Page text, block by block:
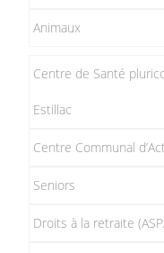
Animaux
Centre de Santé
Estillac
Centre Communal
Seniors
Droits à la retraite